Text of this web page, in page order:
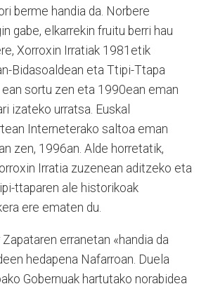
berme handia da. Norbere
gabe, elkarrekin fruitu berri hau
Xorroxin Irratiak 1981etik
Bidasoaldean eta Ttipi-Ttapa
sortu zen eta 1990ean eman
izateko urratsa. Euskal
Interneterako saltoa eman
zen, 1996an. Alde horretatik,
Irratia zuzenean aditzeko eta
ttaparen ale historikoak
ere ematen du.
erranetan «handia da
hedapena Nafarroan. Duela
Gobernuak hartutako norabidea